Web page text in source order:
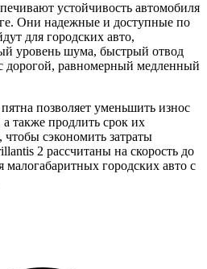
устойчивость автомобиля
Они надежные и доступные по
для городских авто,
уровень шума, быстрый отвод
дорогой, равномерный медленный
позволяет уменьшить износ
а также продлить срок их
сэкономить затраты
2 рассчитаны на скорость до
городских авто с